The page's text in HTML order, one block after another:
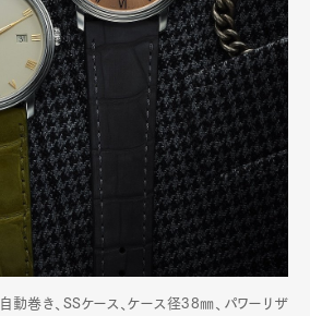
自動巻き、SSケース、ケース径38㎜、パワーリザ